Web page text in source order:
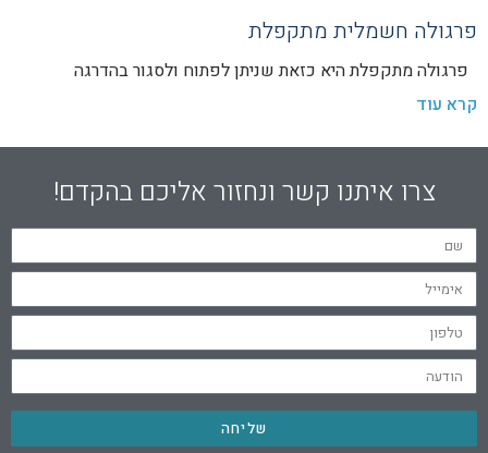
פרגולה חשמלית מתקפלת
פרגולה מתקפלת היא כזאת שניתן לפתוח ולסגור בהדרגה
קרא עוד
צרו איתנו קשר ונחזור אליכם בהקדם!
שליחה